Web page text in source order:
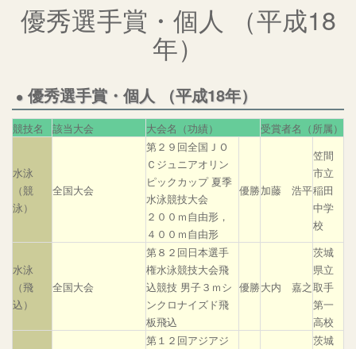
優秀選手賞・個人 （平成18
年）
優秀選手賞・個人 （平成18年）
競技名 該当大会 大会名（功績） 受賞者名（所属）
水泳
（競
泳）
全国大会
第２９回全国ＪＯ
Ｃジュニアオリン
ピックカップ 夏季
水泳競技大会
２００ｍ自由形，
４００ｍ自由形
優勝加藤 浩平
笠間
市立
稲田
中学
校
水泳
（飛
込）
全国大会
第８２回日本選手
権水泳競技大会飛
込競技 男子３ｍシ
ンクロナイズド飛
板飛込
優勝大内 嘉之
茨城
県立
取手
第一
高校
第１２回アジアジ
茨城